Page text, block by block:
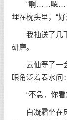
“啊……嗯……”
埋在枕头里，“
我抽送了几下
研磨。
云仙等了一会
眼角泛着春水
“不急，你看
白凝霜坐在床